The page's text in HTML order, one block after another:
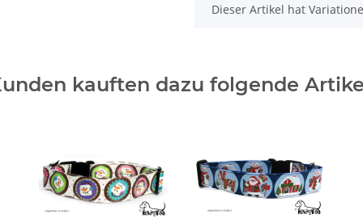
x
Dieser Artikel hat
kauften dazu folgende